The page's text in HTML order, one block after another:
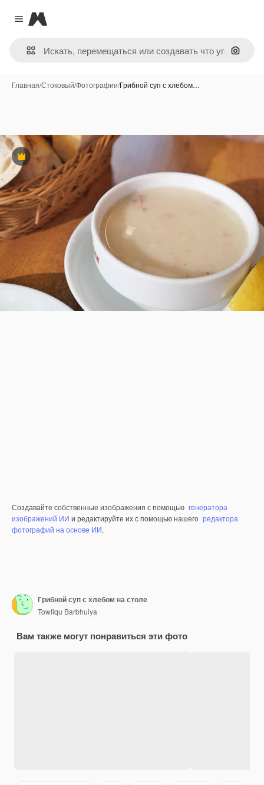
Close menu
Magnific
Поиск
Главная/Стоковый/Фотографии/Грибной суп с хлебом…
Премиум
Создавайте собственные изображения с помощью генератора
изображений ИИ и редактируйте их с помощью нашего редактора
фотографий на основе ИИ.
Грибной суп с хлебом на столе
Towfiqu Barbhuiya
Вам также могут понравиться эти фото